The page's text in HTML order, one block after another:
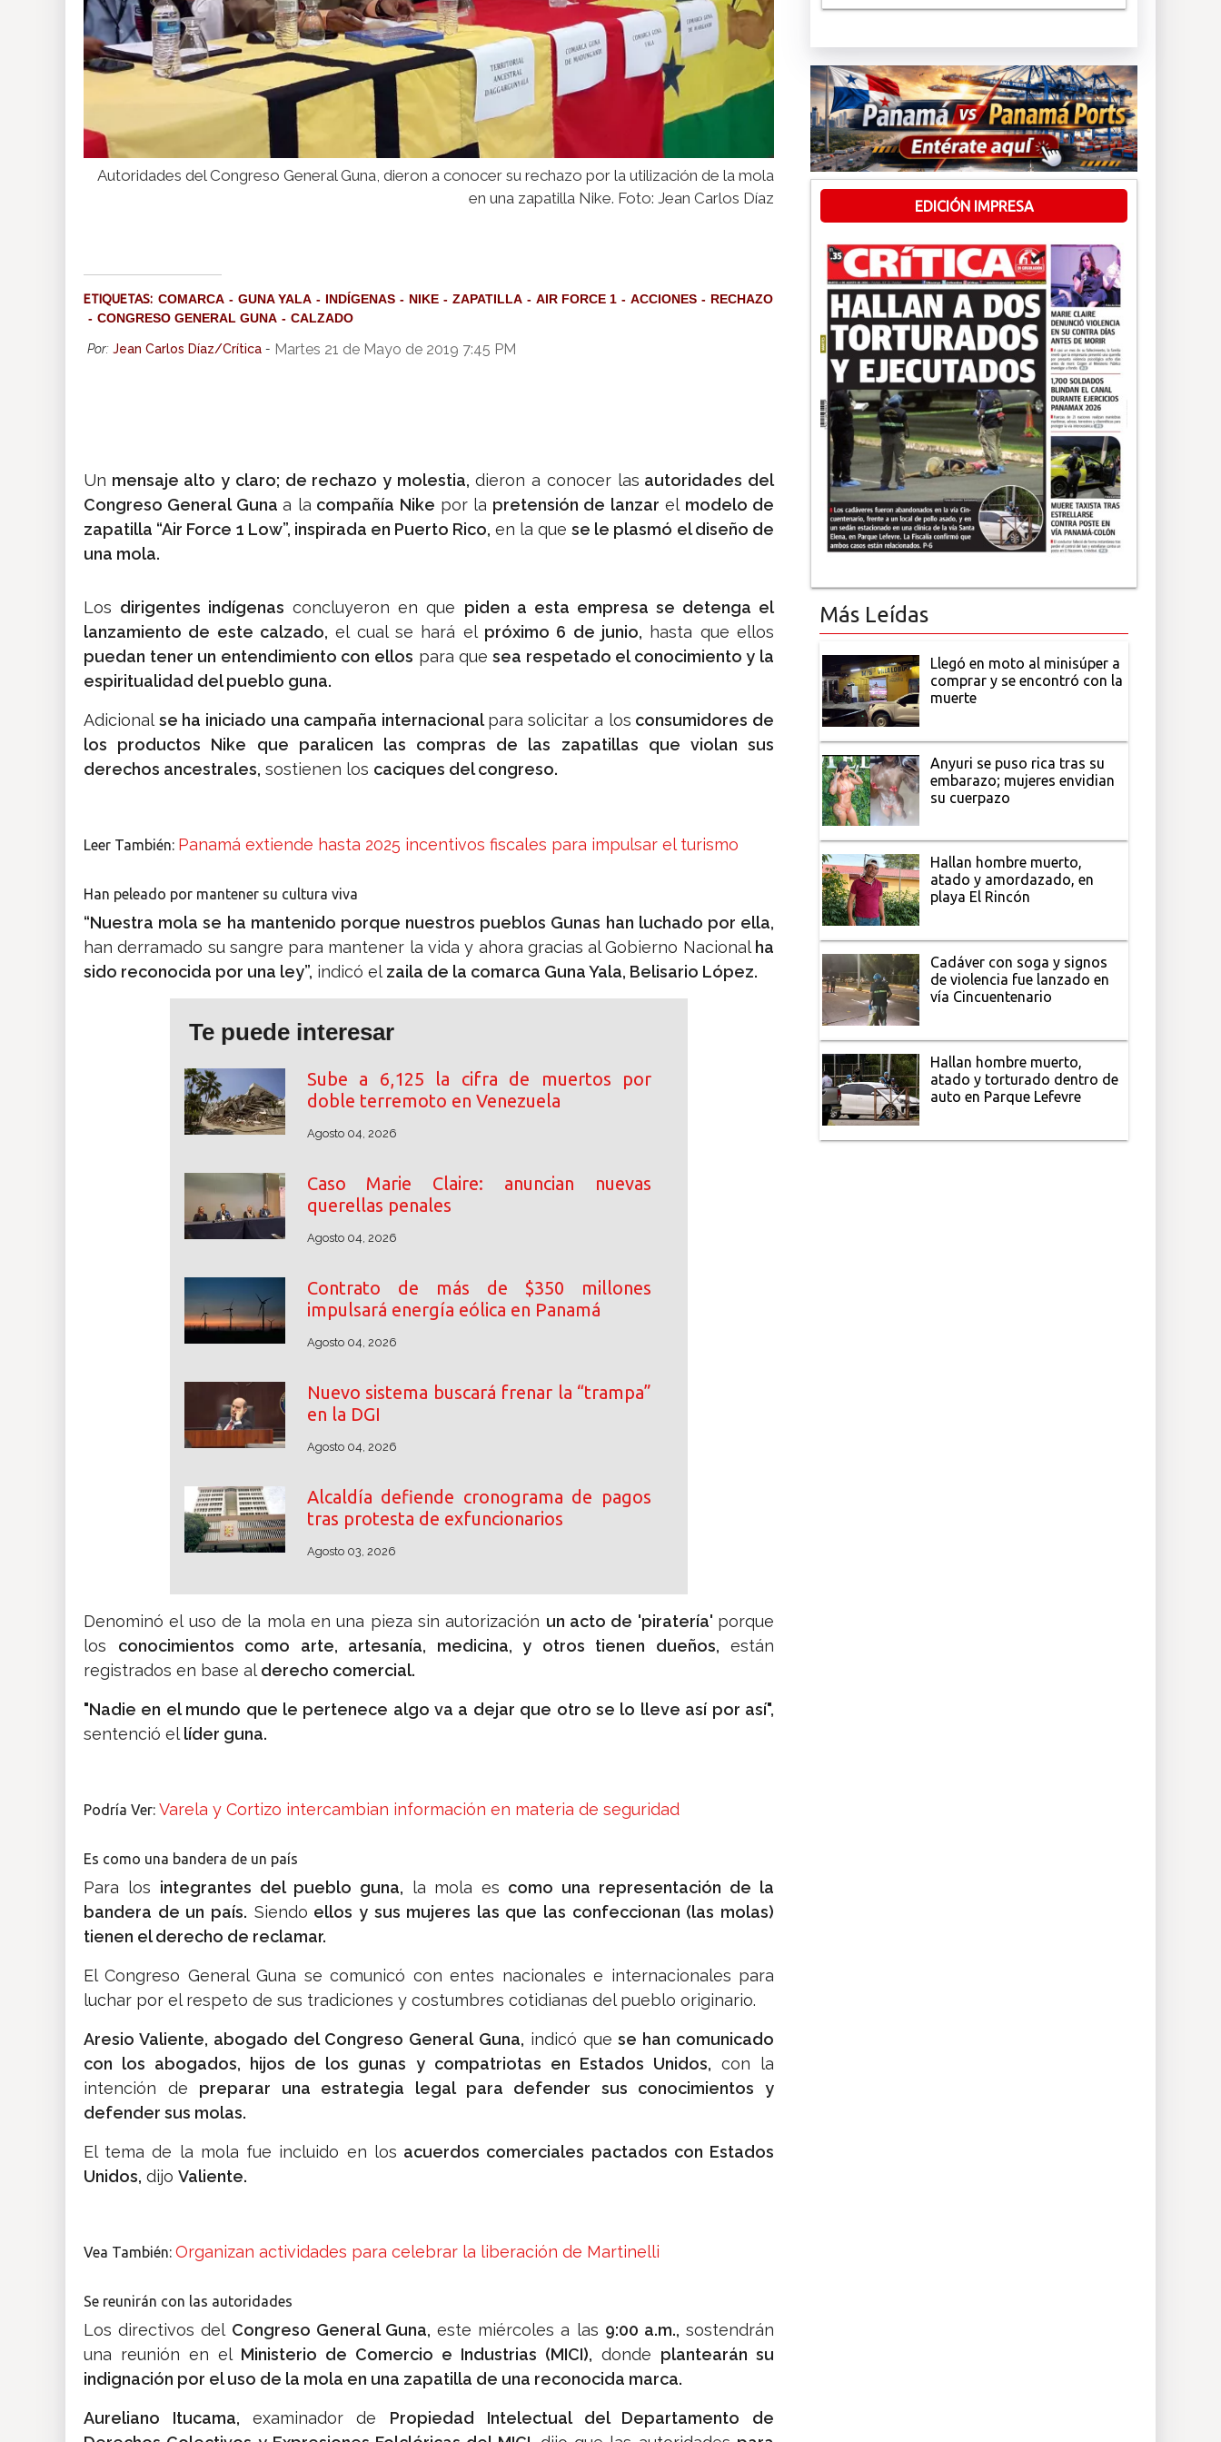
Autoridades del Congreso General Guna, dieron a conocer su rechazo por la utilización de la mola
en una zapatilla Nike. Foto: Jean Carlos Díaz
ETIQUETAS: COMARCA GUNA YALA INDÍGENAS NIKE ZAPATILLA AIR FORCE 1 ACCIONES
RECHAZO
CONGRESO GENERAL GUNA
CALZADO
Por: Jean Carlos Díaz/Crítica - Martes 21 de Mayo de 2019 7:45 PM
Un mensaje alto y claro; de rechazo y molestia, dieron a conocer las autoridades del
Congreso General Gunaa la compañía Nike por la pretensión de lanzar elmodelo de
zapatilla “Air Force 1 Low”, inspirada en Puerto Rico, en la quese le plasmó el diseño de
una mola.
Los dirigentes indígenas concluyeron en que piden a esta empresa se detenga el
lanzamiento de este calzado, el cual se hará elpróximo 6 de junio, hasta que ellos
puedan tener un entendimiento con ellos para que sea respetado el conocimiento y la
espiritualidad del pueblo guna.
Adicionalse ha iniciado una campaña internacionalpara solicitar a los consumidores de
los productos Nike que paralicen las compras de las zapatillas que violan sus
derechos ancestrales, sostienen los caciques del congreso.
Leer También: Panamá extiende hasta 2025 incentivos fiscales para impulsar el turismo
Han peleado por mantener su cultura viva
“Nuestra mola se ha mantenido porque nuestros pueblos Gunas han luchado por ella,
han derramado su sangre para mantener la vida y ahora gracias al Gobierno Nacional ha
sido reconocida por una ley”, indicó elzaila de la comarca Guna Yala, Belisario López.
Te puede interesar
Sube a 6,125 la cifra de muertos por
doble terremoto en Venezuela
Agosto 04, 2026
Caso Marie Claire: anuncian nuevas
querellas penales
Agosto 04, 2026
Contrato de más de $350 millones
impulsará energía eólica en Panamá
Agosto 04, 2026
Nuevo sistema buscará frenar la “trampa”
en la DGI
Agosto 04, 2026
Alcaldía defiende cronograma de pagos
tras protesta de exfuncionarios
Agosto 03, 2026
Denominó el uso de la mola en una pieza sin autorización un acto de 'piratería' porque
los conocimientos como arte, artesanía, medicina, y otros tienen dueños, están
registrados en base alderecho comercial.
"Nadie en el mundo que le pertenece algo va a dejar que otro se lo lleve así por así",
sentenció ellíder guna.
Podría Ver: Varela y Cortizo intercambian información en materia de seguridad
Es como una bandera de un país
Para los integrantes del pueblo guna, la mola es como una representación de la
bandera de un país. Siendo ellos y sus mujeres las que las confeccionan (las molas)
tienen el derecho de reclamar.
El Congreso General Guna se comunicó con entes nacionales e internacionales para
luchar por el respeto de sus tradiciones y costumbres cotidianas del pueblo originario.
Aresio Valiente, abogado del Congreso General Guna, indicó que se han comunicado
con los abogados, hijos de los gunas y compatriotas en Estados Unidos, con la
intención de preparar una estrategia legal para defender sus conocimientos y
defender sus molas.
El tema de la mola fue incluido en los acuerdos comerciales pactados con Estados
Unidos, dijo Valiente.
Vea También: Organizan actividades para celebrar la liberación de Martinelli
Se reunirán con las autoridades
Los directivos del Congreso General Guna, este miércoles a las 9:00 a.m., sostendrán
una reunión en elMinisterio de Comercio e Industrias (MICI), donde plantearán su
indignación por el uso de la mola en una zapatilla de una reconocida marca.
Aureliano Itucama, examinador de Propiedad Intelectual del Departamento de
EDICIÓN IMPRESA
Más Leídas
Llegó en moto al minisúper a
comprar y se encontró con la
muerte
Anyuri se puso rica tras su
embarazo; mujeres envidian
su cuerpazo
Hallan hombre muerto,
atado y amordazado, en
playa El Rincón
Cadáver con soga y signos
de violencia fue lanzado en
vía Cincuentenario
Hallan hombre muerto,
atado y torturado dentro de
auto en Parque Lefevre